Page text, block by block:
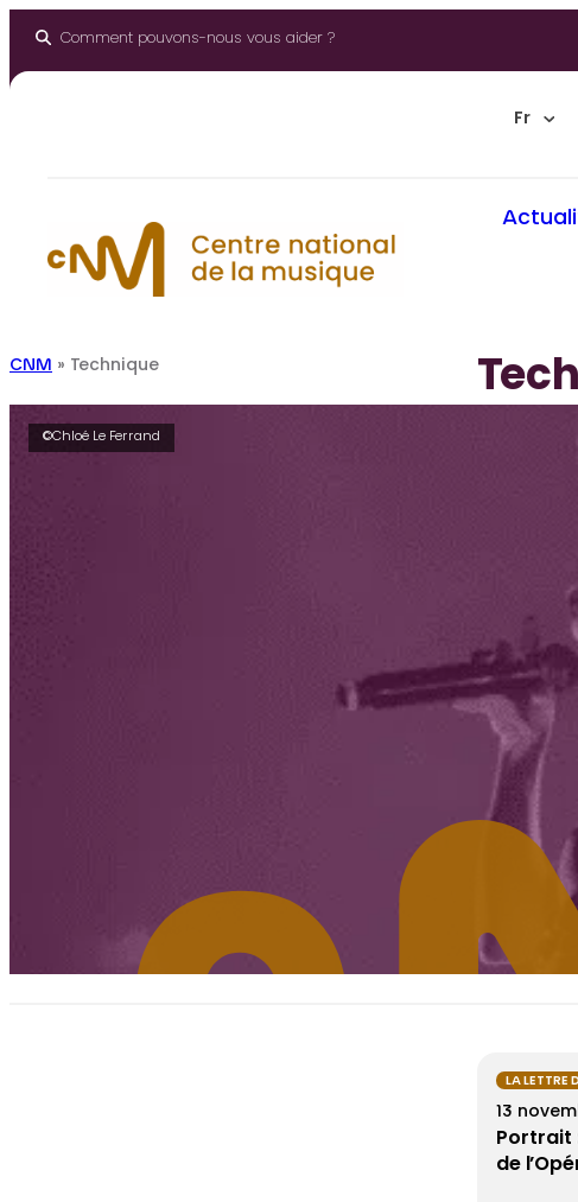
Comment pouvons-nous vous aider ?
Fr
CNM » Technique
©Chloé Le Ferrand
LA LETTRE
13
Portrait
de